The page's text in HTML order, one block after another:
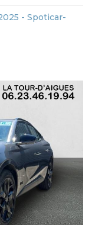
- Spoticar-